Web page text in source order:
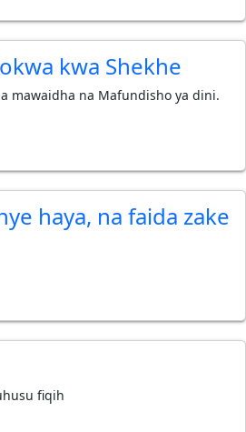
kwa Shekhe
mawaidha na Mafundisho ya dini.
haya, na faida zake
fiqih